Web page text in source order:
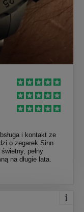
i kontakt ze
o zegarek Sinn
pełny
na długie lata.